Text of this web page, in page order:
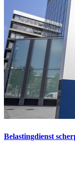
Belastingdienst